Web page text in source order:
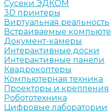
Сусеки ЭДКОМ
3D принтеры
Виртуальная реальность
Встраиваемые
Документ-камеры
Интерактивные доски
Интерактивные панели
Квадрокоптеры
Компьютерная техника
Проекторы и крепления
Робототехника
Цифровые лаборатории